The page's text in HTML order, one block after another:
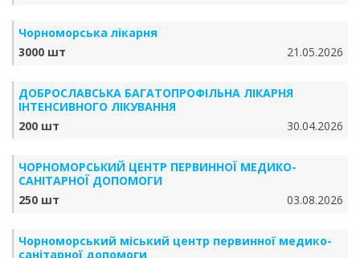
Чорноморська лікарня
3000 шт
21.05.2026
ДОБРОСЛАВСЬКА БАГАТОПРОФІЛЬНА ЛІКАРНЯ
ІНТЕНСИВНОГО ЛІКУВАННЯ
200 шт
30.04.2026
ЧОРНОМОРСЬКИЙ ЦЕНТР ПЕРВИННОЇ МЕДИКО-
САНІТАРНОЇ ДОПОМОГИ
250 шт
03.08.2026
Чорноморський міський центр первинної медико-
санітарної допомоги